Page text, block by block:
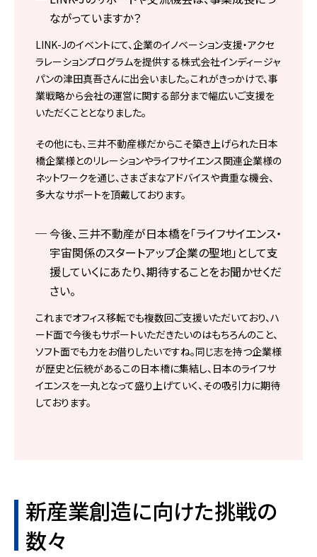
ながっていますか？
LINK-Jのイベントにて、企業のイノベーション支援・アクセ
ラレーションプログラムを提供する株式会社インディージャ
パンの津田真吾さんに出会いました。これがきっかけで、事
業戦略から会社の運営に関する部分まで幅広いご支援を
いただくこととなりました。
その他にも、三井不動産様だからこそ築き上げられた日本
橋企業様とのリレーションやライフサイエンス関連企業様の
ネットワークを通じ、さまざまなアドバイスや貴重な機会、
多大なサポートを頂戴しております。
今後、三井不動産が日本橋を「ライフサイエンス・
宇宙関係のスタートアップ企業の聖地」として支
援していくにあたり、期待することをお聞かせくだ
さい。
これまでオフィス移転でも複数回ご支援いただいており、ハ
ード面で今後もサポートいただきたいのはもちろんのこと、
ソフト面でも力をお借りしたいですね。同じ志を持つ企業様
が歴史と伝統があるこの日本橋に集結し、日本のライフサ
イエンスを一丸となって盛り上げていく、その吸引力に期待
しております。
新産業創造に向けた挑戦の
数々